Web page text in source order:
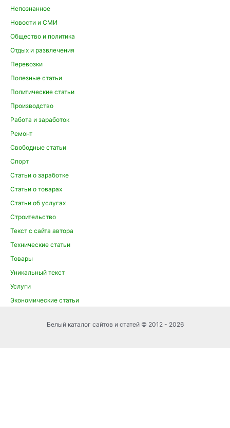
Непознанное
Новости и СМИ
Общество и политика
Отдых и развлечения
Перевозки
Полезные статьи
Политические статьи
Производство
Работа и заработок
Ремонт
Свободные статьи
Спорт
Статьи о заработке
Статьи о товарах
Статьи об услугах
Строительство
Текст с сайта автора
Технические статьи
Товары
Уникальный текст
Услуги
Экономические статьи
Белый каталог сайтов и статей © 2012 - 2026